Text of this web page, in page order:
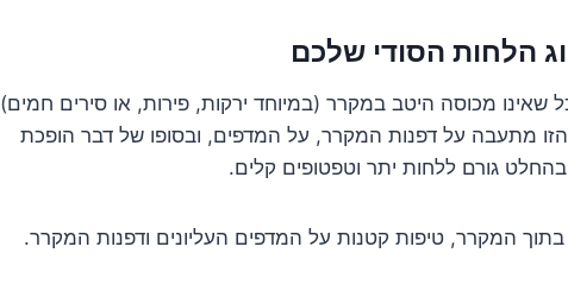
שאינו מכוסה היטב במקרר (במיוחד ירקות, פירות, או סירים חמים)
מתעבה על דפנות המקרר, על המדפים, ובסופו של דבר הופכת
גורם ללחות יתר וטפטופים קלים.
המקרר, טיפות קטנות על המדפים העליונים ודפנות המקרר.